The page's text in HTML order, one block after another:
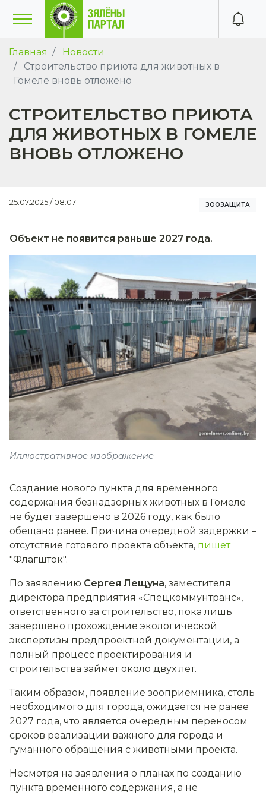
Главная
Новости
Строительство приюта для животных в
Гомеле вновь отложено
СТРОИТЕЛЬСТВО ПРИЮТА
ДЛЯ ЖИВОТНЫХ В ГОМЕЛЕ
ВНОВЬ ОТЛОЖЕНО
25.07.2025 / 08:07 ЗООЗАЩИТА
Объект не появится раньше 2027 года.
Иллюстративное изображение
Создание нового пункта для временного
содержания безнадзорных животных в Гомеле
не будет завершено в 2026 году, как было
обещано ранее. Причина очередной задержки –
отсутствие готового проекта объекта, пишет
"Флагшток".
По заявлению Сергея Лещуна, заместителя
директора предприятия «Спецкоммунтранс»,
ответственного за строительство, пока лишь
завершено прохождение экологической
экспертизы предпроектной документации, а
полный процесс проектирования и
строительства займет около двух лет.
Таким образом, появление зооприёмника, столь
необходимого для города, ожидается не ранее
2027 года, что является очередным переносом
сроков реализации важного для города и
гуманного обращения с животными проекта.
Несмотря на заявления о планах по созданию
пункта временного содержания, а не